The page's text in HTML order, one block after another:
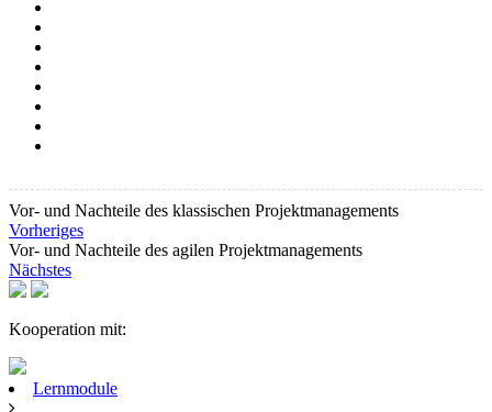
Vor- und Nachteile des klassischen Projektmanagements
Vorheriges
Vor- und Nachteile des agilen Projektmanagements
Nächstes
Kooperation mit:
Lernmodule